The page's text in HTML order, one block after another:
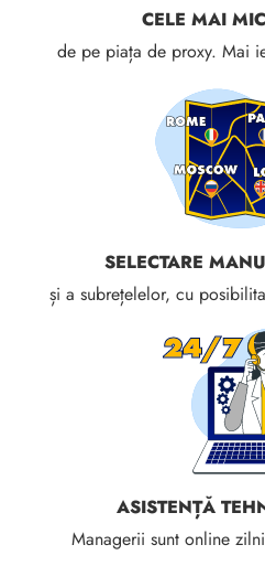
CELE MAI
de pe piața de proxy. Mai
SELECTARE
și a subrețelelor, cu
ASISTENȚĂ
Managerii sunt online